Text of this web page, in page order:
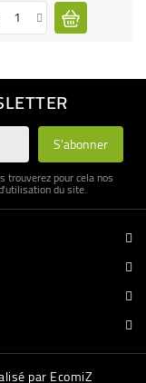
trouverez pour cela nos
du site.
par EcomiZ